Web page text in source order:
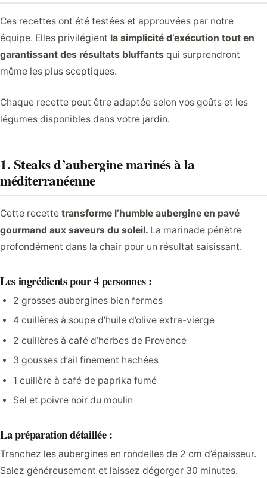
Ces recettes ont été testées et approuvées par notre
équipe. Elles privilégient la simplicité d’exécution tout en
garantissant des résultats bluffants qui surprendront
même les plus sceptiques.
Chaque recette peut être adaptée selon vos goûts et les
légumes disponibles dans votre jardin.
1. Steaks d’aubergine marinés à la
méditerranéenne
Cette recette transforme l’humble aubergine en pavé
gourmand aux saveurs du soleil. La marinade pénètre
profondément dans la chair pour un résultat saisissant.
Les ingrédients pour 4 personnes :
2 grosses aubergines bien fermes
4 cuillères à soupe d’huile d’olive extra-vierge
2 cuillères à café d’herbes de Provence
3 gousses d’ail finement hachées
1 cuillère à café de paprika fumé
Sel et poivre noir du moulin
La préparation détaillée :
Tranchez les aubergines en rondelles de 2 cm d’épaisseur.
Salez généreusement et laissez dégorger 30 minutes.